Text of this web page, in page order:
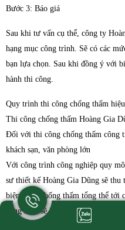
Bước 3: Báo giá
Sau khi tư vấn cụ thể, công ty
hạng mục công trình. Sẽ có các
bạn lựa chọn. Sau khi đồng ý với
hành thi công.
Quy trình thi công chống thấm
Thi công chống thấm Hoàng Gia
Đối với thi công chống thấm công
khách sạn, văn phòng lớn
Với công trình công nghiệp quy
sư thiết kế Hoàng Gia Dũng sẽ thu
biện pháp chống thấm tổng thể
hạng mục sẽ lên phương án chi